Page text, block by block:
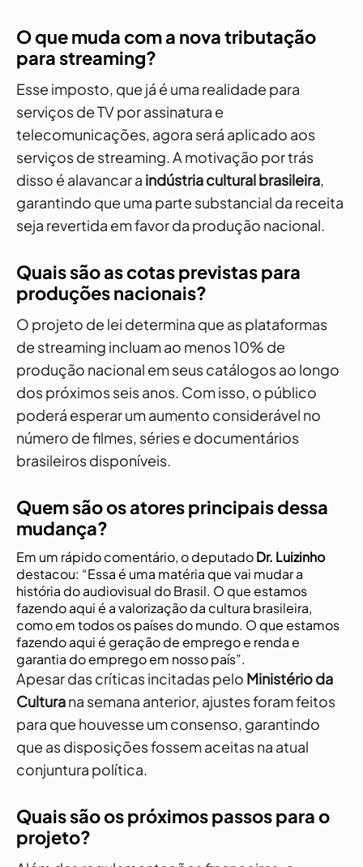
O que muda com a nova tributação
para streaming?
Esse imposto, que já é uma realidade para
serviços de TV por assinatura e
telecomunicações, agora será aplicado aos
serviços de streaming. A motivação por trás
disso é alavancar a indústria cultural brasileira,
garantindo que uma parte substancial da receita
seja revertida em favor da produção nacional.
Quais são as cotas previstas para
produções nacionais?
O projeto de lei determina que as plataformas
de streaming incluam ao menos 10% de
produção nacional em seus catálogos ao longo
dos próximos seis anos. Com isso, o público
poderá esperar um aumento considerável no
número de filmes, séries e documentários
brasileiros disponíveis.
Quem são os atores principais dessa
mudança?
Em um rápido comentário, o deputadoDr. Luizinho
destacou: “Essa é uma matéria que vai mudar a
história do audiovisual do Brasil. O que estamos
fazendo aqui é a valorização da cultura brasileira,
como em todos os países do mundo. O que estamos
fazendo aqui é geração de emprego e renda e
garantia do emprego em nosso país”.
Apesar das críticas incitadas pelo Ministério da
Culturana semana anterior, ajustes foram feitos
para que houvesse um consenso, garantindo
que as disposições fossem aceitas na atual
conjuntura política.
Quais são os próximos passos para o
projeto?